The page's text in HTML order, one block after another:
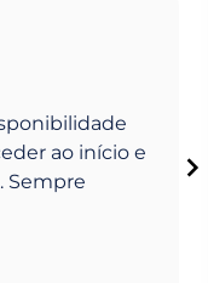
ao início e
Sempre